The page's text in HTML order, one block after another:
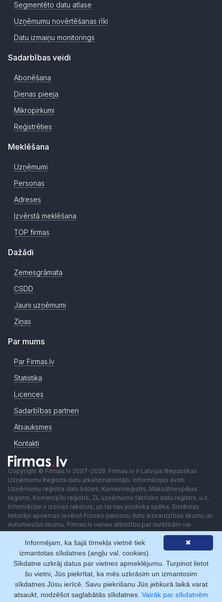
Segmentēto datu atlase
Uzņēmumu novērtēšanas rīki
Datu izmaiņu monitorings
Sadarbības veidi
Abonēšana
Dienas pieeja
Mikropirkumi
Reģistrēties
Meklēšana
Uzņēmumi
Personas
Adreses
Izvērstā meklēšana
TOP firmas
Dažādi
Zemesgrāmata
CSDD
Jauni uzņēmumi
Ziņas
Par mums
Par Firmas.lv
Statistika
Licences
Sadarbības partneri
Atsauksmes
Kontakti
Copyright © Firmas.lv 2007-2026. Firmas.lv ir Latvijas Republikas
Uzņēmumu Reģistra datu atkalizmantotājs. Informācijas avoti:
Uzņēmumu reģistra datu bāzes, Komercreģistrs, Maksātnespējas
reģistrs, Komercķīlu reģistrs, ZL uzņēmumu faktisko datu reģistrs, u.c..
Informācijai ir izziņas raksturs, un tai nav juridiska spēka. Sistēmas
lietotājs apņemas ievērot Fizisko personu datu aizsardzības likumu un
Autortiesību likumu. Firmas.lv nenes atbildību par darbībām vai
lēmumiem, kas balstīti uz saņemto pakalpojumu. Lietotājam aizliegts
izmantot jebkādas automatizētas sistēmas vai iekārtas (robotus)
piekļuvei sistēmai bez rakstiskas saskaņošanas ar Firmas.lv. Galvenā
redaktore: Ingūna Pempere.
Lietošanas noteikumi
Privātuma politika Norēķini ar
✖
Informējam, ka šajā tīmekļa vietnē tiek
izmantotas sīkdatnes (angļu val. cookies).
Sīkdatne uzkrāj datus par vietnes apmeklējumu. Turpinot lietot
šo vietni, Jūs piekrītat, ka mēs uzkrāsim un izmantosim
sīkdatnes Jūsu ierīcē. Savu piekrišanu Jūs jebkurā laikā varat
atsaukt, nodzēšot saglabātās sīkdatnes. Vairāk par sīkdatnēm